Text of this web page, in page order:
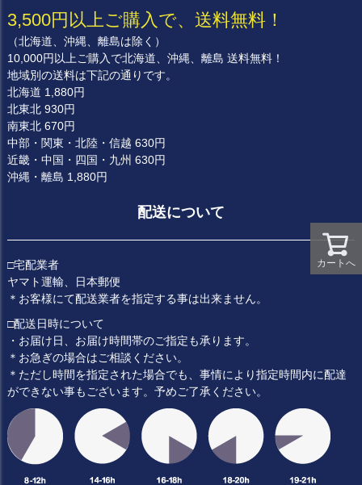
カートへ
3,500円以上ご購入で、送料無料！
（北海道、沖縄、離島は除く）
10,000円以上ご購入で北海道、沖縄、離島 送料無料！
地域別の送料は下記の通りです。
北海道 1,880円
北東北 930円
南東北 670円
中部・関東・北陸・信越 630円
近畿・中国・四国・九州 630円
沖縄・離島 1,880円
配送について
□宅配業者
ヤマト運輸、日本郵便
＊お客様にて配送業者を指定する事は出来ません。
□配送日時について
・お届け日、お届け時間帯のご指定も承ります。
＊お急ぎの場合はご相談ください。
＊ただし時間を指定された場合でも、事情により指定時間内に配達
ができない事もございます。予めご了承ください。